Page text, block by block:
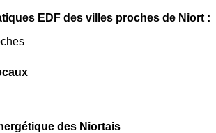
EDF des villes proches de Niort :
des Niortais